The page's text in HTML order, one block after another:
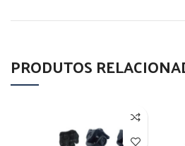
PRODUTOS